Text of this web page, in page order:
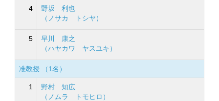
4
野坂 利也
（ノサカ トシヤ）
5
早川 康之
（ハヤカワ ヤスユキ）
准教授 （1名）
1
野村 知広
（ノムラ トモヒロ）